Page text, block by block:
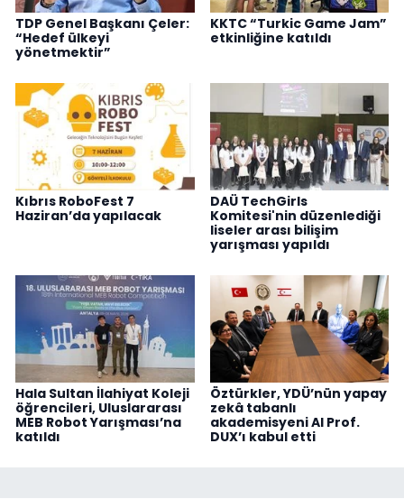
TDP Genel Başkanı Çeler:
“Hedef ülkeyi
yönetmektir”
KKTC “Turkic Game Jam”
etkinliğine katıldı
Kıbrıs RoboFest 7
Haziran’da yapılacak
DAÜ TechGirls
Komitesi'nin düzenlediği
liseler arası bilişim
yarışması yapıldı
Hala Sultan İlahiyat Koleji
öğrencileri, Uluslararası
MEB Robot Yarışması’na
katıldı
Öztürkler, YDÜ’nün yapay
zekâ tabanlı
akademisyeni AI Prof.
DUX’ı kabul etti